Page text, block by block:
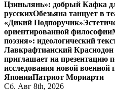
Цзиньлянь»: добрый Кафка
русскихОбезьяна танцует в
«Дикий Подпоручик»
ориентированной философии
поэзия»: идеологический
Лавкрафтианский Краснодон
приглашает на презентацию
исследования новой военной
ЯпонииПатриот Мориарти
Сб. Авг 8th, 2026